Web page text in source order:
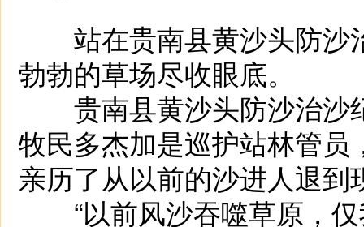
站在贵南县黄沙头防沙
勃勃的草场尽收眼底。
贵南县黄沙头防沙治沙
牧民多杰加是巡护站林管
亲历了从以前的沙进人退
“以前风沙吞噬草原，仅